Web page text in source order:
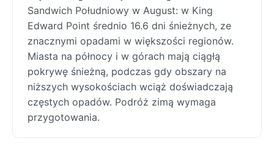
Sandwich Południowy w August: w King
Edward Point średnio 16.6 dni śnieżnych, ze
znacznymi opadami w większości regionów.
Miasta na północy i w górach mają ciągłą
pokrywę śnieżną, podczas gdy obszary na
niższych wysokościach wciąż doświadczają
częstych opadów. Podróż zimą wymaga
przygotowania.